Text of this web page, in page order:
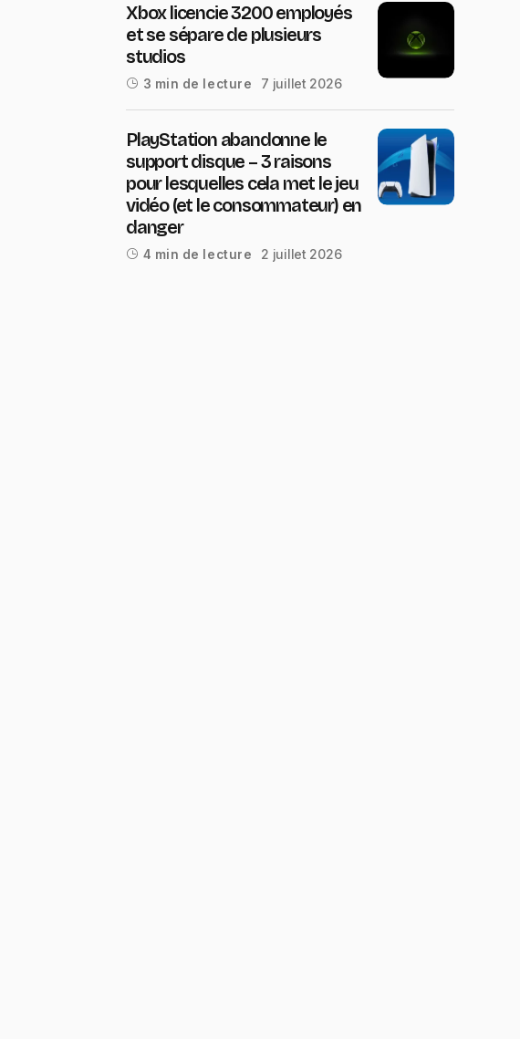
Xbox licencie 3200 employés
et se sépare de plusieurs
studios
3 min de lecture 7 juillet 2026
PlayStation abandonne le
support disque – 3 raisons
pour lesquelles cela met le jeu
vidéo (et le consommateur) en
danger
4 min de lecture 2 juillet 2026